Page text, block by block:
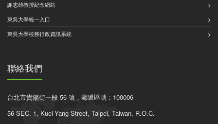
謝志雄教授紀念網站
東吳大學統一入口
東吳大學校務行政資訊系統
聯絡我們
台北市貴陽街一段 56 號，郵遞區號：100006
56 SEC. 1, Kuei-Yang Street, Taipei, Taiwan, R.O.C.